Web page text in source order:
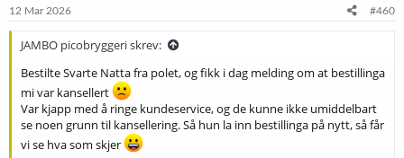
12 Mar 2026 #460
JAMBO picobryggeri skrev:
Bestilte Svarte Natta fra polet, og fikk i dag melding om at bestillinga
mi var kansellert
Var kjapp med å ringe kundeservice, og de kunne ikke umiddelbart
se noen grunn til kansellering. Så hun la inn bestillinga på nytt, så får
vi se hva som skjer